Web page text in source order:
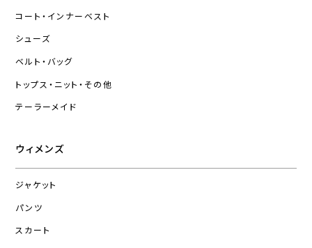
コート・インナーベスト
シューズ
ベルト・バッグ
トップス・ニット・その他
テーラーメイド
ウィメンズ
ジャケット
パンツ
スカート